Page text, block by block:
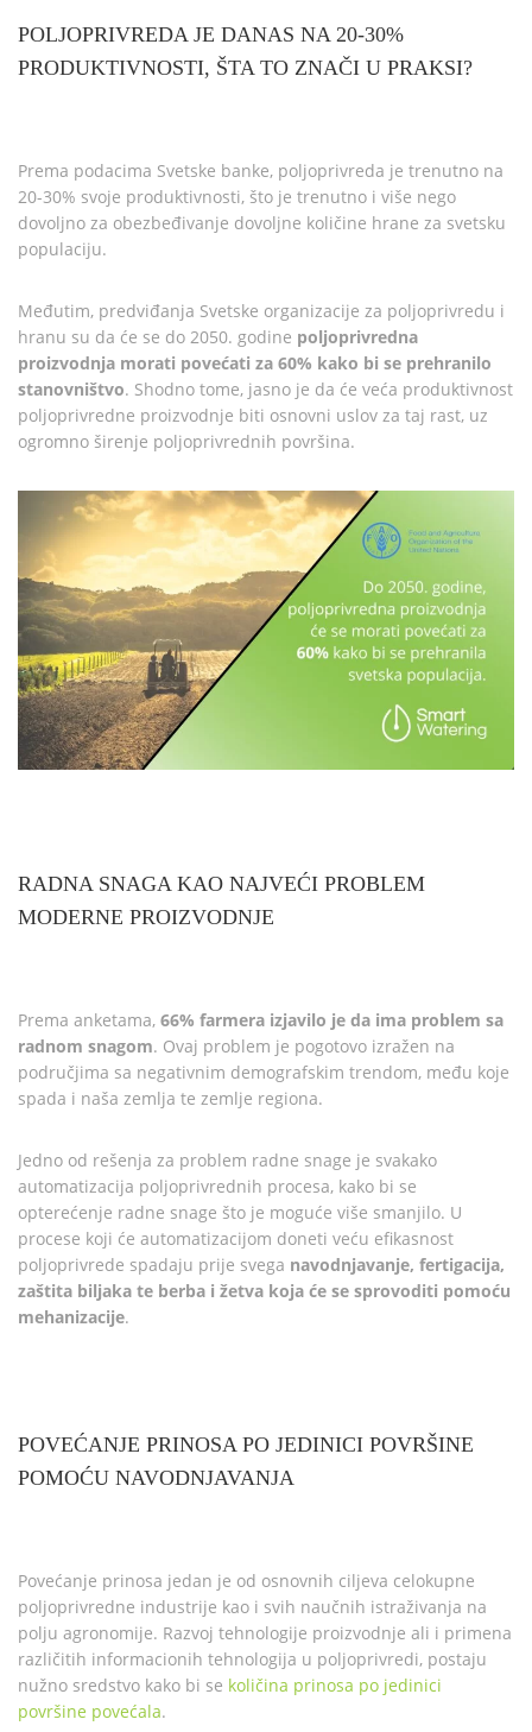
POLJOPRIVREDA JE DANAS NA 20-30%
PRODUKTIVNOSTI, ŠTA TO ZNAČI U PRAKSI?
Prema podacima Svetske banke, poljoprivreda je trenutno na
20-30% svoje produktivnosti, što je trenutno i više nego
dovoljno za obezbeđivanje dovoljne količine hrane za svetsku
populaciju.
Međutim, predviđanja Svetske organizacije za poljoprivredu i
hranu su da će se do 2050. godine poljoprivredna
proizvodnja morati povećati za 60% kako bi se prehranilo
stanovništvo. Shodno tome, jasno je da će veća produktivnost
poljoprivredne proizvodnje biti osnovni uslov za taj rast, uz
ogromno širenje poljoprivrednih površina.
RADNA SNAGA KAO NAJVEĆI PROBLEM
MODERNE PROIZVODNJE
Prema anketama, 66% farmera izjavilo je da ima problem sa
radnom snagom. Ovaj problem je pogotovo izražen na
područjima sa negativnim demografskim trendom, među koje
spada i naša zemlja te zemlje regiona.
Jedno od rešenja za problem radne snage je svakako
automatizacija poljoprivrednih procesa, kako bi se
opterećenje radne snage što je moguće više smanjilo. U
procese koji će automatizacijom doneti veću efikasnost
poljoprivrede spadaju prije svega navodnjavanje, fertigacija,
zaštita biljaka te berba i žetva koja će se sprovoditi pomoću
mehanizacije.
POVEĆANJE PRINOSA PO JEDINICI POVRŠINE
POMOĆU NAVODNJAVANJA
Povećanje prinosa jedan je od osnovnih ciljeva celokupne
poljoprivredne industrije kao i svih naučnih istraživanja na
polju agronomije. Razvoj tehnologije proizvodnje ali i primena
različitih informacionih tehnologija u poljoprivredi, postaju
nužno sredstvo kako bi se količina prinosa po jedinici
površine povećala.